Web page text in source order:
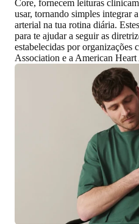
Core, fornecem leituras
usar, tornando simples integrar
arterial na tua rotina diária.
para te ajudar a seguir as
estabelecidas por organizações
Association e a American